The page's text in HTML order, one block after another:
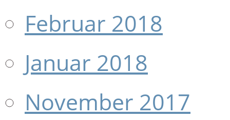
Februar 2018
Januar 2018
November 2017